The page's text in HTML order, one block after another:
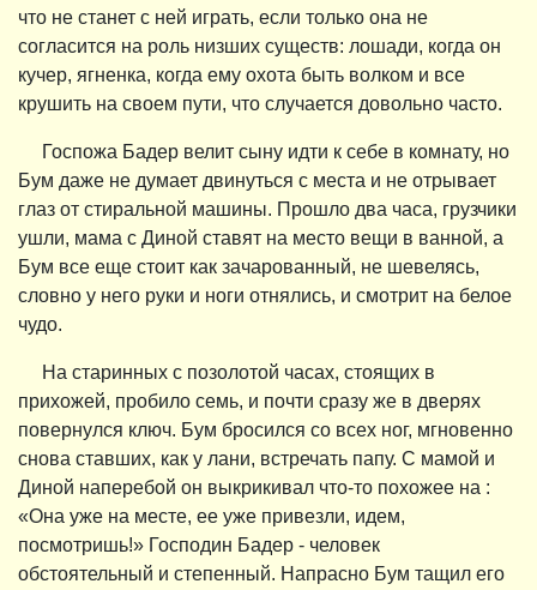
что не станет с ней играть, если только она не
согласится на роль низших существ: лошади, когда он
кучер, ягненка, когда ему охота быть волком и все
крушить на своем пути, что случается довольно часто.
Госпожа Бадер велит сыну идти к себе в комнату, но
Бум даже не думает двинуться с места и не отрывает
глаз от стиральной машины. Прошло два часа, грузчики
ушли, мама с Диной ставят на место вещи в ванной, а
Бум все еще стоит как зачарованный, не шевелясь,
словно у него руки и ноги отнялись, и смотрит на белое
чудо.
На старинных с позолотой часах, стоящих в
прихожей, пробило семь, и почти сразу же в дверях
повернулся ключ. Бум бросился со всех ног, мгновенно
снова ставших, как у лани, встречать папу. С мамой и
Диной наперебой он выкрикивал что-то похожее на :
«Она уже на месте, ее уже привезли, идем,
посмотришь!» Господин Бадер - человек
обстоятельный и степенный. Напрасно Бум тащил его